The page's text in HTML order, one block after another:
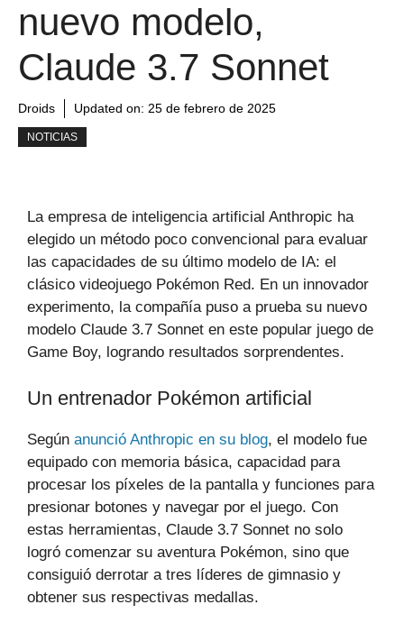
nuevo modelo,
Claude 3.7 Sonnet
Droids Updated on: 25 de febrero de 2025
NOTICIAS
La empresa de inteligencia artificial Anthropic ha
elegido un método poco convencional para evaluar
las capacidades de su último modelo de IA: el
clásico videojuego Pokémon Red. En un innovador
experimento, la compañía puso a prueba su nuevo
modelo Claude 3.7 Sonnet en este popular juego de
Game Boy, logrando resultados sorprendentes.
Un entrenador Pokémon artificial
Según anunció Anthropic en su blog, el modelo fue
equipado con memoria básica, capacidad para
procesar los píxeles de la pantalla y funciones para
presionar botones y navegar por el juego. Con
estas herramientas, Claude 3.7 Sonnet no solo
logró comenzar su aventura Pokémon, sino que
consiguió derrotar a tres líderes de gimnasio y
obtener sus respectivas medallas.